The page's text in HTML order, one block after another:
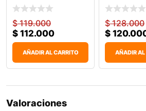
2018 &
$119.000
$ 112.000
AÑADIR AL CARRITO
$128.000
$
AÑADIR
Valoraciones